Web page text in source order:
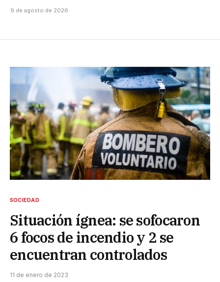
9 de agosto de 2026
SOCIEDAD
Situación ígnea: se sofocaron
6 focos de incendio y 2 se
encuentran controlados
11 de enero de 2023